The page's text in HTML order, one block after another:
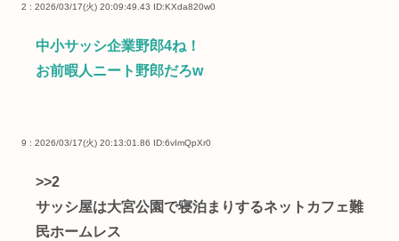
2 : 2026/03/17(火) 20:09:49.43 ID:KXda820w0
中小サッシ企業野郎4ね！
お前暇人ニート野郎だろw
9 : 2026/03/17(火) 20:13:01.86 ID:6vImQpXr0
>>2
サッシ屋は大宮公園で寝泊まりするネットカフェ難
民ホームレス